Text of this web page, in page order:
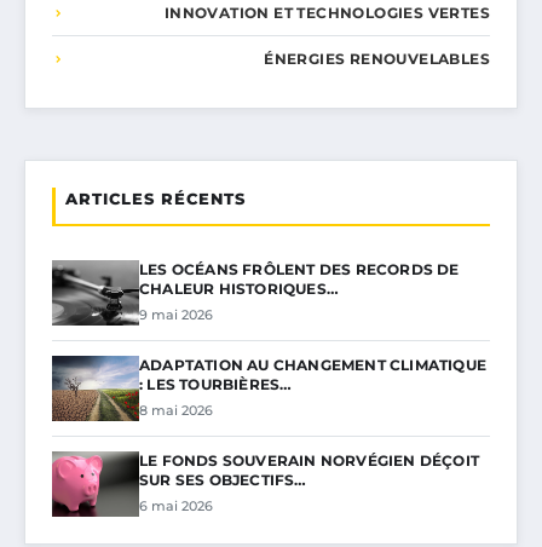
INNOVATION ET TECHNOLOGIES VERTES
ÉNERGIES RENOUVELABLES
ARTICLES RÉCENTS
LES OCÉANS FRÔLENT DES RECORDS DE
CHALEUR HISTORIQUES…
9 mai 2026
ADAPTATION AU CHANGEMENT CLIMATIQUE
: LES TOURBIÈRES…
8 mai 2026
LE FONDS SOUVERAIN NORVÉGIEN DÉÇOIT
SUR SES OBJECTIFS…
6 mai 2026